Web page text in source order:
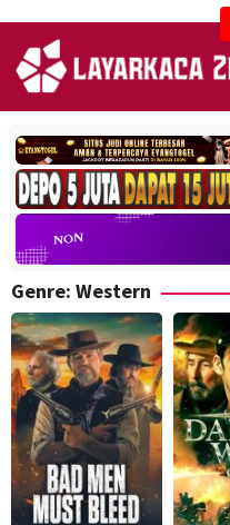
content
Genre: Western